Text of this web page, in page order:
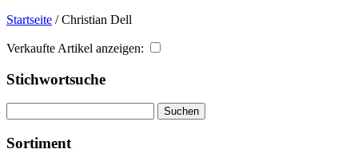
Startseite /Christian Dell
Verkaufte Artikel anzeigen:
Stichwortsuche
nach:
Sortiment